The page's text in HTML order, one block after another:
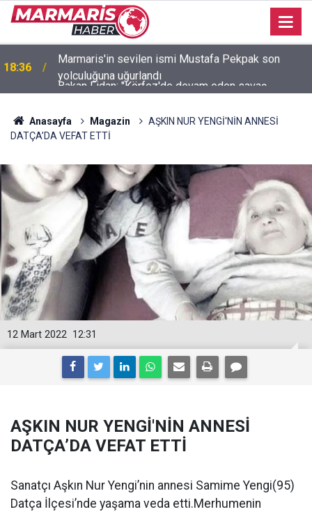
16:35
Bakan Fidan: "Körfez'de devam eden savaş
dikkatimizi Filistin meselesinden ayırmadı"
Anasayfa Magazin
AŞKIN NUR YENGİ'NİN ANNESİ
DATÇA’DA VEFAT ETTİ
12:31
12 Mart 2022
AŞKIN NUR YENGİ'NİN ANNESİ
DATÇA’DA VEFAT ETTİ
Sanatçı Aşkın Nur Yengi’nin annesi Samime Yengi(95)
Datça İlçesi’nde yaşama veda etti.Merhumenin